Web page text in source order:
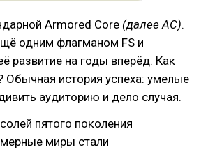
Armored Core (далее AC).
одним флагманом FS и
развитие на годы вперёд. Как
Обычная история успеха: умелые
аудиторию и дело случая.
пятого поколения
миры стали